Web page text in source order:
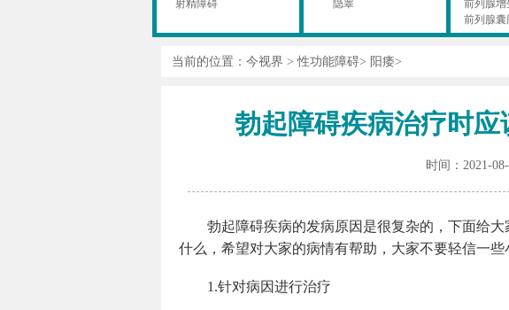
射精障碍
隐睾
前列腺增
前列腺囊
当前的位置： 今视界 >性功能障碍> 阳痿>
勃起障碍疾病治疗时
时间：2021-
勃起障碍疾病的发病原因是很复杂的，下面给
什么，希望对大家的病情有帮助，大家不要轻信一些
1.针对病因进行治疗